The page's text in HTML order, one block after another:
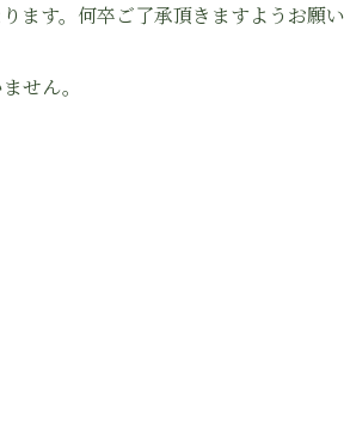
す。何卒ご了承頂きますようお願い
せん。